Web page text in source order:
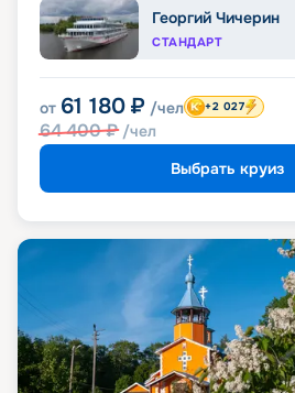
Георгий Чичерин
СТАНДАРТ
от 61 180 ₽ /чел
64 400₽ /чел
+2 027
Выбрать круиз